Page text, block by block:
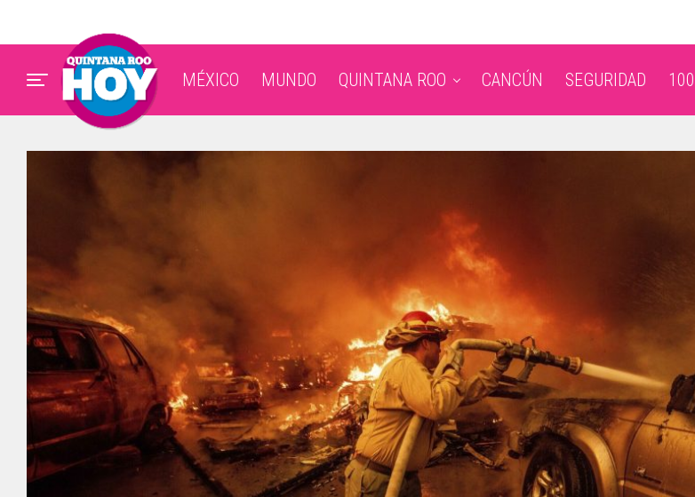
MÉXICO MUNDO QUINTANA ROO CANCÚN SEGURIDAD